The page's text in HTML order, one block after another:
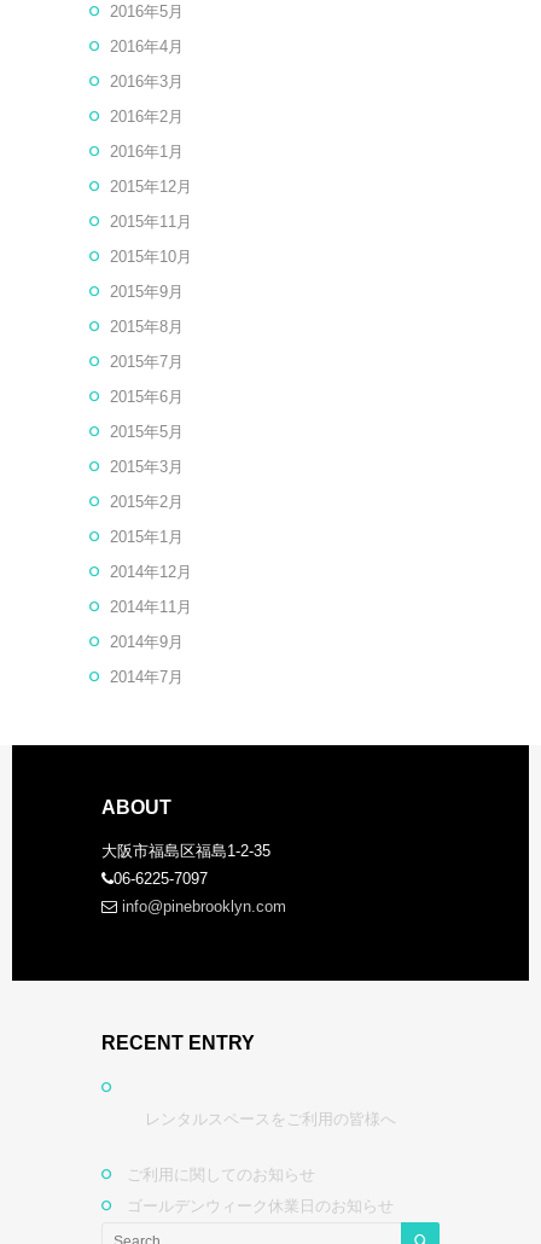
2016年5月
2016年4月
2016年3月
2016年2月
2016年1月
2015年12月
2015年11月
2015年10月
2015年9月
2015年8月
2015年7月
2015年6月
2015年5月
2015年3月
2015年2月
2015年1月
2014年12月
2014年11月
2014年9月
2014年7月
ABOUT
大阪市福島区福島1-2-35
06-6225-7097
info@pinebrooklyn.com
RECENT ENTRY
レンタルスペースをご利用の皆様へ
ご利用に関してのお知らせ
ゴールデンウィーク休業日のお知らせ